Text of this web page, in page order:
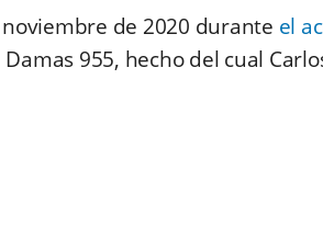
de 2020 durante el
Damas 955, hecho del cual